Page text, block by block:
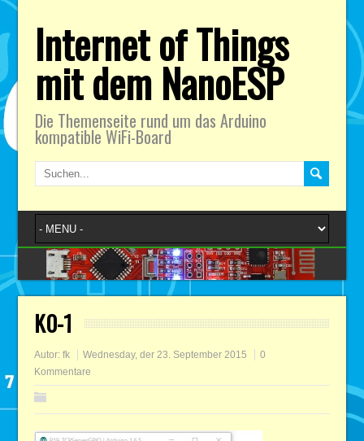
Internet of Things
mit dem NanoESP
Die Themenseite rund um das Arduino
kompatible WiFi-Board
K0-1
Autor:fk Wednesday, der 23. September 2015
0
Kommentare